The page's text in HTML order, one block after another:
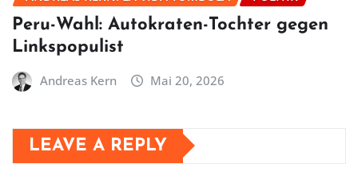
Peru-Wahl: Autokraten-Tochter gegen
Linkspopulist
Andreas Kern Mai 20, 2026
LEAVE A REPLY